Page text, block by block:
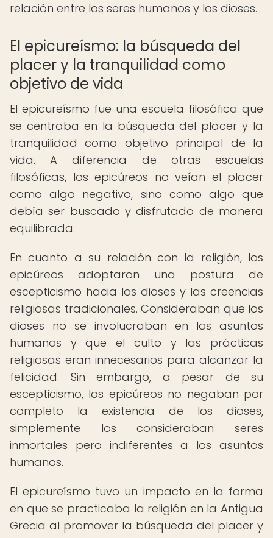
relación entre los seres humanos y los dioses.
El epicureísmo: la búsqueda del
placer y la tranquilidad como
objetivo de vida
El epicureísmo fue una escuela filosófica que
se centraba en la búsqueda del placer y la
tranquilidad como objetivo principal de la
vida. A diferencia de otras escuelas
filosóficas, los epicúreos no veían el placer
como algo negativo, sino como algo que
debía ser buscado y disfrutado de manera
equilibrada.
En cuanto a su relación con la religión, los
epicúreos adoptaron una postura de
escepticismo hacia los dioses y las creencias
religiosas tradicionales. Consideraban que los
dioses no se involucraban en los asuntos
humanos y que el culto y las prácticas
religiosas eran innecesarios para alcanzar la
felicidad. Sin embargo, a pesar de su
escepticismo, los epicúreos no negaban por
completo la existencia de los dioses,
simplemente los consideraban seres
inmortales pero indiferentes a los asuntos
humanos.
El epicureísmo tuvo un impacto en la forma
en que se practicaba la religión en la Antigua
Grecia al promover la búsqueda del placer y